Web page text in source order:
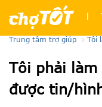
Bán hàng trên Chợ
Trung tâm trợ giúp Tôi
Tôi phải
được tin/